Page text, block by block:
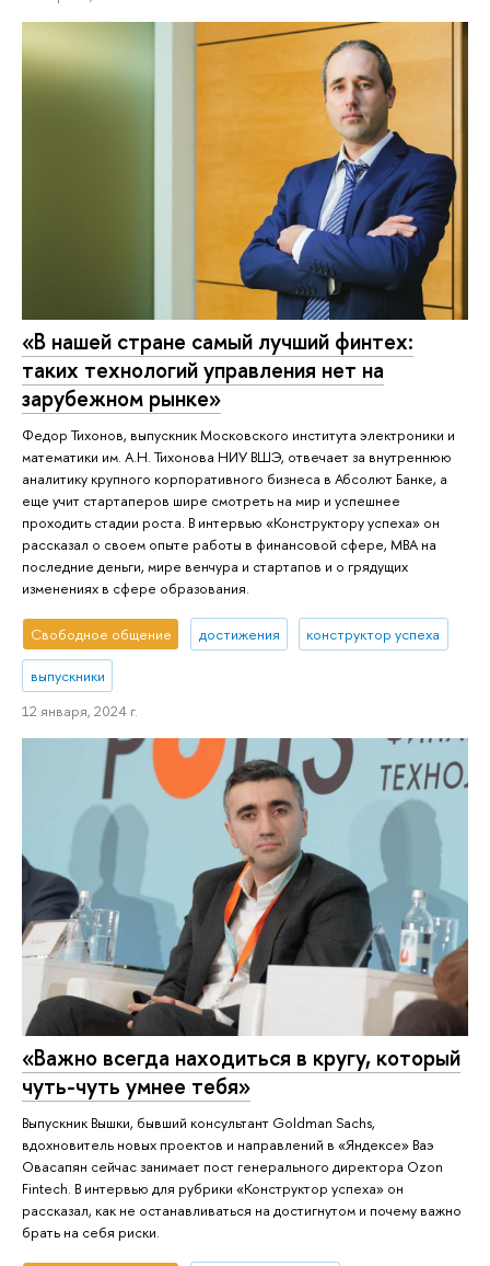
«В нашей стране самый лучший финтех:
таких технологий управления нет на
зарубежном рынке»
Федор Тихонов, выпускник Московского института электроники и
математики им. А.Н. Тихонова НИУ ВШЭ, отвечает за внутреннюю
аналитику крупного корпоративного бизнеса в Абсолют Банке, а
еще учит стартаперов шире смотреть на мир и успешнее
проходить стадии роста. В интервью «Конструктору успеха» он
рассказал о своем опыте работы в финансовой сфере, MBA на
последние деньги, мире венчура и стартапов и о грядущих
изменениях в сфере образования.
Свободное общение достижения конструктор успеха
выпускники
12 января, 2024 г.
«Важно всегда находиться в кругу, который
чуть-чуть умнее тебя»
Выпускник Вышки, бывший консультант Goldman Sachs,
вдохновитель новых проектов и направлений в «Яндексе» Ваэ
Овасапян сейчас занимает пост генерального директора Ozon
Fintech. В интервью для рубрики «Конструктор успеха» он
рассказал, как не останавливаться на достигнутом и почему важно
брать на себя риски.